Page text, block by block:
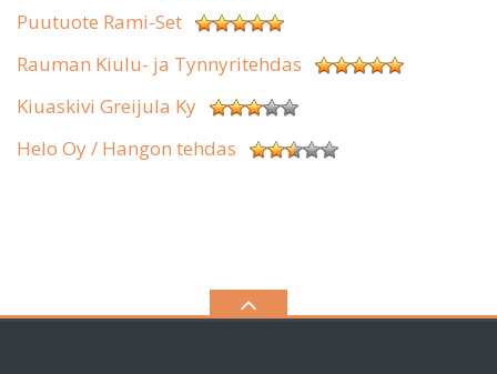
Puutuote Rami-Set
Rauman Kiulu- ja Tynnyritehdas
Kiuaskivi Greijula Ky
Helo Oy / Hangon tehdas